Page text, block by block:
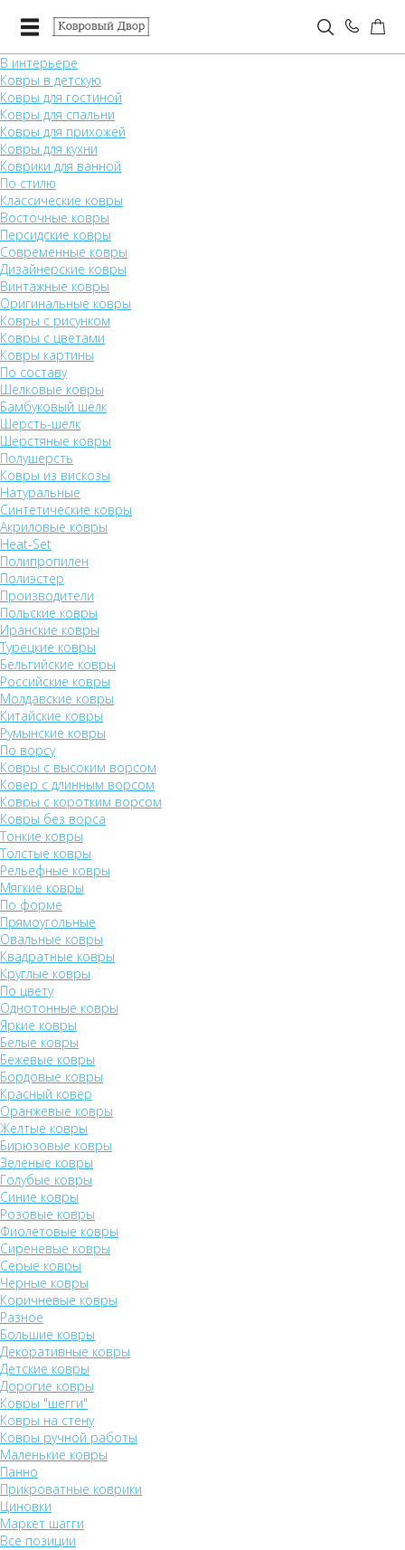
В интерьере
Ковры в детскую
Ковры для гостиной
Ковры для спальни
Ковры для прихожей
Ковры для кухни
Коврики для ванной
По стилю
Классические ковры
Восточные ковры
Персидские ковры
Современные ковры
Дизайнерские ковры
Винтажные ковры
Оригинальные ковры
Ковры с рисунком
Ковры с цветами
Ковры картины
По составу
Шелковые ковры
Бамбуковый шёлк
Шерсть-шёлк
Шерстяные ковры
Полушерсть
Ковры из вискозы
Натуральные
Синтетические ковры
Акриловые ковры
Heat-Set
Полипропилен
Полиэстер
Производители
Польские ковры
Иранские ковры
Турецкие ковры
Бельгийские ковры
Российские ковры
Молдавские ковры
Китайские ковры
Румынские ковры
По ворсу
Ковры с высоким ворсом
Ковер с длинным ворсом
Ковры с коротким ворсом
Ковры без ворса
Тонкие ковры
Толстые ковры
Рельефные ковры
Мягкие ковры
По форме
Прямоугольные
Овальные ковры
Квадратные ковры
Круглые ковры
По цвету
Однотонные ковры
Яркие ковры
Белые ковры
Бежевые ковры
Бордовые ковры
Красный ковер
Оранжевые ковры
Желтые ковры
Бирюзовые ковры
Зеленые ковры
Голубые ковры
Синие ковры
Розовые ковры
Фиолетовые ковры
Сиреневые ковры
Серые ковры
Черные ковры
Коричневые ковры
Разное
Большие ковры
Декоративные ковры
Детские ковры
Дорогие ковры
Ковры "шегги"
Ковры на стену
Ковры ручной работы
Маленькие ковры
Панно
Прикроватные коврики
Циновки
Маркет шагги
Все позиции